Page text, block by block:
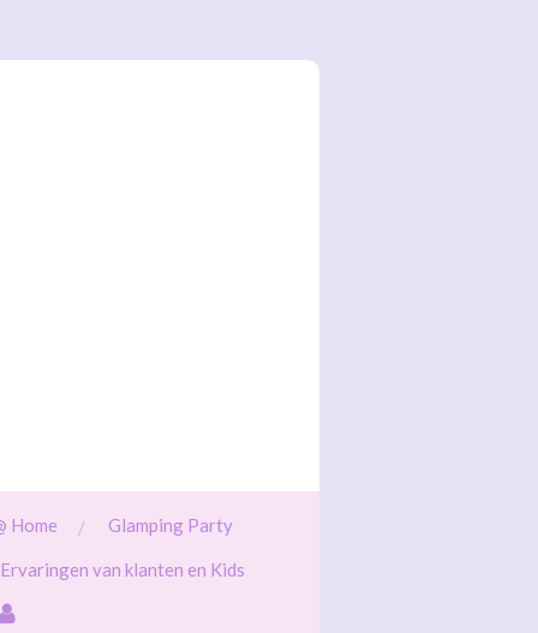
Home Glamping Party
Ervaringen van klanten en Kids